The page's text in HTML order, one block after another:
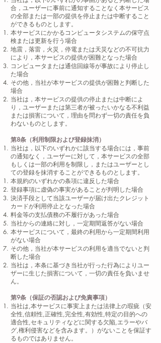
合，ユーザーに事前に通知することなく本サービス
の全部または一部の提供を停止または中断すること
ができるものとします。
本サービスにかかるコンピュータシステムの保守点
検または更新を行う場合
地震，落雷，火災，停電または天災などの不可抗力
により，本サービスの提供が困難となった場合
コンピュータまたは通信回線等が事故により停止し
た場合
その他，当社が本サービスの提供が困難と判断した
場合
当社は，本サービスの提供の停止または中断によ
り，ユーザーまたは第三者が被ったいかなる不利益
または損害について，理由を問わず一切の責任を負
わないものとします。
第8条（利用制限および登録抹消）
当社は，以下のいずれかに該当する場合には，事前
の通知なく，ユーザーに対して，本サービスの全部
もしくは一部の利用を制限し，またはユーザーとし
ての登録を抹消することができるものとします。
本規約のいずれかの条項に違反した場合
登録事項に虚偽の事実があることが判明した場合
決済手段として当該ユーザーが届け出たクレジット
カードが利用停止となった場合
料金等の支払債務の不履行があった場合
当社からの連絡に対し，一定期間返答がない場合
本サービスについて，最終の利用から一定期間利用
がない場合
その他，当社が本サービスの利用を適当でないと判
断した場合
当社は，本条に基づき当社が行った行為によりユー
ザーに生じた損害について，一切の責任を負いませ
ん。
第9条（保証の否認および免責事項）
当社は,本サービスに事実上または法律上の瑕疵（安
全性,信頼性,正確性,完全性,有効性,特定の目的への
適合性,セキュリティなどに関する欠陥,エラーやバ
グ,権利侵害などを含みます。）がないことを保証す
るものではありません。